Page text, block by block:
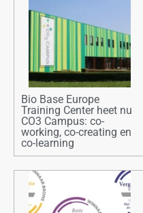
Bio Base Europe
Training Center heet nu
CO3 Campus: co-
working, co-creating en
co-learning